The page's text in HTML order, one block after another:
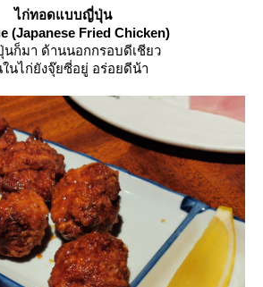
ไก่ทอดแบบญี่ปุ่น
(Japanese Fried Chicken)
ก็มา ด้านนอกกรอบดีเชียว
นไก่ยังจุ๊ยซี่อยู่ อร่อยดีน้า